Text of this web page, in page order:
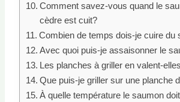
Comment savez-vous quand le
cèdre est cuit?
Combien de temps dois-je cuire du
Avec quoi puis-je assaisonner le
Les planches à griller en valent-
Que puis-je griller sur une planche
À quelle température le saumon